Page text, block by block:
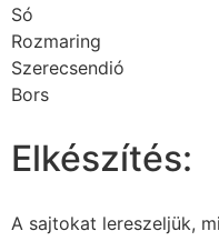
Só
Rozmaring
Szerecsendió
Bors
Elkészítés:
A sajtokat lereszeljük,